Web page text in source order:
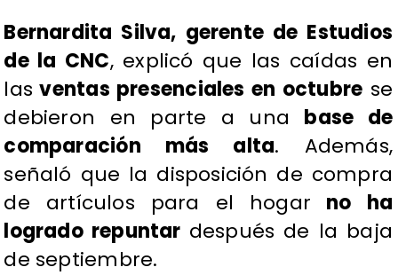
Bernardita Silva, gerente de Estudios
de la CNC, explicó que las caídas en
las ventas presenciales en octubre se
debieron en parte a una base de
comparación más alta. Además,
señaló que la disposición de compra
de artículos para el hogar no ha
logrado repuntar después de la baja
de septiembre.